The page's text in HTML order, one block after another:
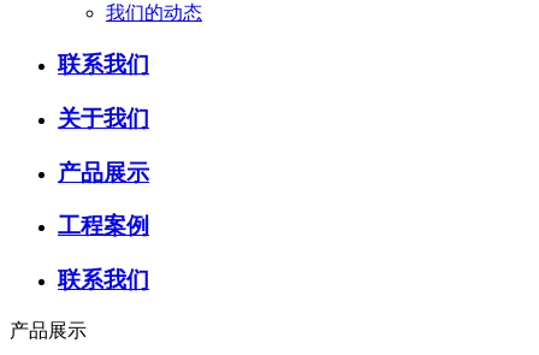
我们的动态
联系我们
关于我们
产品展示
工程案例
联系我们
产品展示